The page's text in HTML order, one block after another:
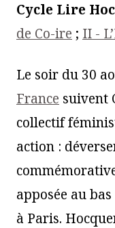
Cycle Lire
de Co-ire ; II -
Le soir du 30
France suivent
collectif
action :
apposée au
à Paris.